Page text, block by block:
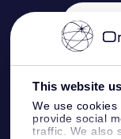
This website
We use
provide social
traffic. We also
OSR
Aplicativo
Política de